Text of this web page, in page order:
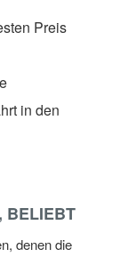
Preis
in den
BELIEBT
denen die